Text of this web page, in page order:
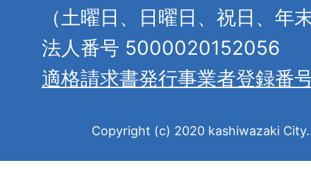
（土曜日、日曜日、祝日、年
法人番号 5000020152056
適格請求書発行事業者登録番
Copyright (c) 2020 kashiwazaki